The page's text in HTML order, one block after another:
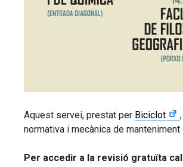
Aquest servei, prestat per Biciclot
normativa i mecànica de
Per accedir a la revisió gratuïta